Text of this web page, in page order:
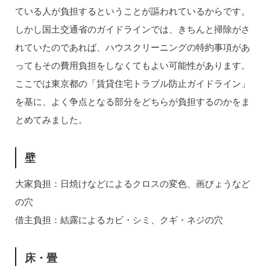
ている人が負担するということが謳われているからです。
しかし国土交通省のガイドラインでは、きちんと掃除がさ
れていたのであれば、ハウスクリーニングの特約事項があ
ってもその費用負担をしなくてもよい可能性があります。
ここでは東京都の「賃貸住宅トラブル防止ガイドライン」
を基に、よく争点となる部分をどちらが負担するのかをま
とめてみました。
壁
大家負担：日焼けなどによるクロスの変色、画びょうなど
の穴
借主負担：結露によるカビ・シミ、クギ・ネジの穴
床・畳